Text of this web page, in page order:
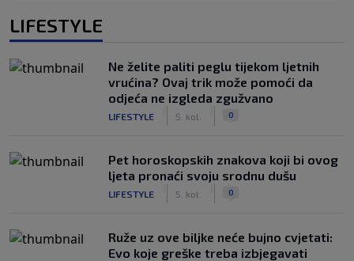
LIFESTYLE
Ne želite paliti peglu tijekom ljetnih
vrućina? Ovaj trik može pomoći da
odjeća ne izgleda zgužvano
LIFESTYLE 5. kol. 0
Pet horoskopskih znakova koji bi ovog
ljeta pronaći svoju srodnu dušu
LIFESTYLE 5. kol. 0
Ruže uz ove biljke neće bujno cvjetati:
Evo koje greške treba izbjegavati